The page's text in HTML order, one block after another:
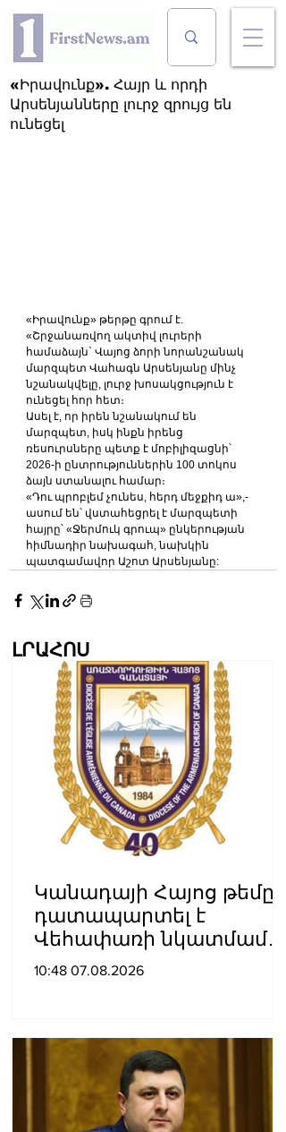
«Իրավունք». Հայր և որդի
Արսենյանները լուրջ զրույց են
ունեցել
«Իրավունք» թերթը գրում է.
«Շրջանառվող ակտիվ լուրերի
համաձայն` Վայոց ձորի նորանշանակ
մարզպետ Վահագն Արսենյանը մինչ
նշանակվելը, լուրջ խոսակցություն է
ունեցել հոր հետ։
Ասել է, որ իրեն նշանակում են
մարզպետ, իսկ ինքն իրենց
ռեսուրսները պետք է մոբիլիզացնի՝
2026-ի ընտրություններին 100 տոկոս
ձայն ստանալու համար։
«Դու պրոբլեմ չունես, հերդ մեջքիդ ա»,-
ասում են՝ վստահեցրել է մարզպետի
հայրը՝ «Ջերմուկ գրուպ» ընկերության
հիմնադիր նախագահ, նախկին
պատգամավոր Աշոտ Արսենյանը:
ԼՐԱՀՈՍ
Կանադայի Հայոց թեմը
դատապարտել է
Վեհափառի նկատմամբ
քրեական հետապնդումը
10:48 07.08.2026